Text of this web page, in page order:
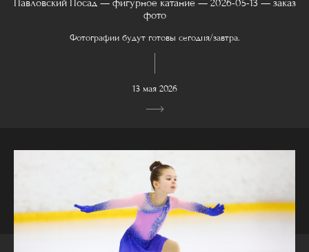
Павловский Посад — фигурное катание — 2026-05-13 — заказ
фото
Фотографии будут готовы сегодня/завтра.
13 мая 2026